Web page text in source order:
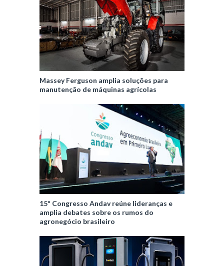
Massey Ferguson amplia soluções para
manutenção de máquinas agrícolas
15º Congresso Andav reúne lideranças e
amplia debates sobre os rumos do
agronegócio brasileiro